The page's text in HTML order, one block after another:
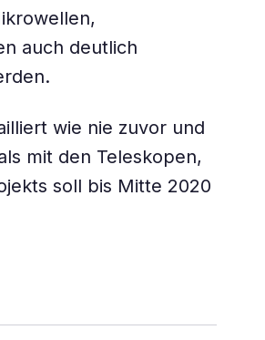
auch deutlich
wie nie zuvor und
mit den Teleskopen,
soll bis Mitte 2020